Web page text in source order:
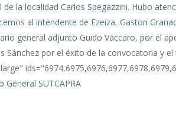
la localidad Carlos Spegazzini. Hubo
al intendente de Ezeiza, Gaston
general adjunto Guido Vaccaro, por el
por el éxito de la convocatoria y
SUTCAPRA